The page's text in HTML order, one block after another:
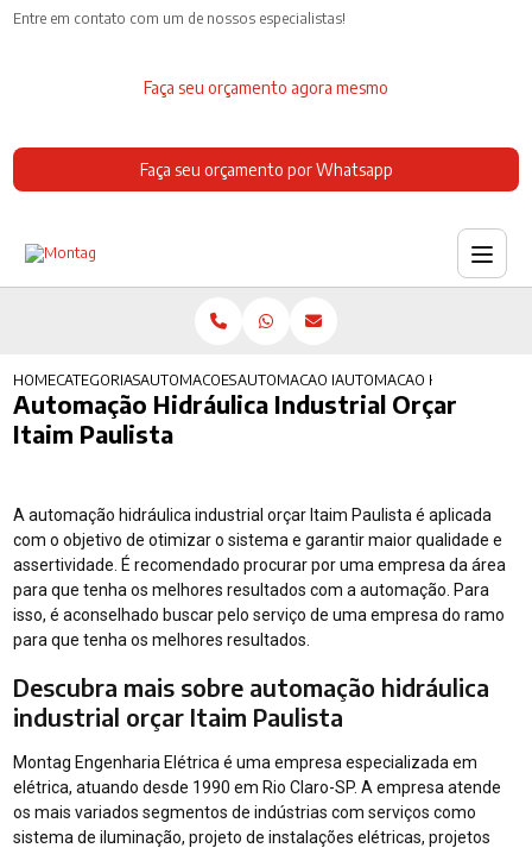
Entre em contato com um de nossos especialistas!
Faça seu orçamento agora mesmo
Faça seu orçamento por Whatsapp
HOMECATEGORIASAUTOMACOES INDUSTRIAISAUTOMACAO INDUSTRIAL DE PROCESSO
AUTOMACAO HIDRAULICA
Automação Hidráulica Industrial Orçar
Itaim Paulista
A automação hidráulica industrial orçar Itaim Paulista é aplicada
com o objetivo de otimizar o sistema e garantir maior qualidade e
assertividade. É recomendado procurar por uma empresa da área
para que tenha os melhores resultados com a automação. Para
isso, é aconselhado buscar pelo serviço de uma empresa do ramo
para que tenha os melhores resultados.
Descubra mais sobre automação hidráulica
industrial orçar Itaim Paulista
Montag Engenharia Elétrica é uma empresa especializada em
elétrica, atuando desde 1990 em Rio Claro-SP. A empresa atende
os mais variados segmentos de indústrias com serviços como
sistema de iluminação, projeto de instalações elétricas, projetos